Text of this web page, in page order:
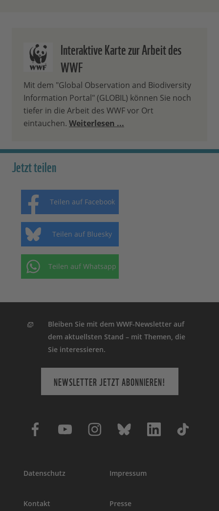
Interaktive Karte zur Arbeit des
WWF
Mit dem "Global Observation and Biodiversity
Information Portal" (GLOBIL) können Sie noch
tiefer in die Arbeit des WWF vor Ort
eintauchen. Weiterlesen ...
Jetzt teilen
Teilen auf Facebook
Teilen auf Bluesky
Teilen auf Whatsapp
Bleiben Sie mit dem WWF-Newsletter auf
dem aktuellsten Stand – mit Themen, die
Sie interessieren.
NEWSLETTER JETZT ABONNIEREN!
Datenschutz Impressum
Kontakt Presse